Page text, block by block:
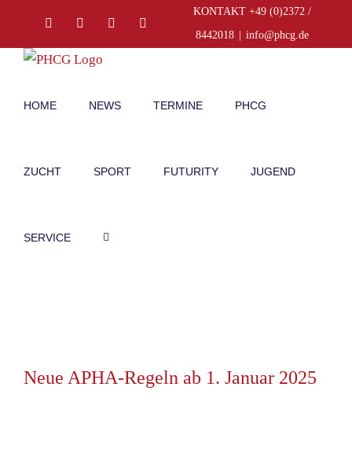
springen
FacebookInstagram
KONTAKT +49 (0)2372 /
8442018
info@phcg.de
HOME NEWS TERMINE PHCG
ZUCHT SPORT FUTURITY JUGEND
SERVICE
Neue APHA-Regeln ab 1. Januar 2025